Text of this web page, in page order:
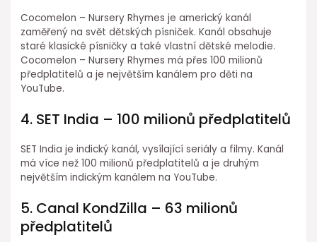
Cocomelon – Nursery Rhymes je americký kanál
zaměřený na svět dětských písniček. Kanál obsahuje
staré klasické písničky a také vlastní dětské melodie.
Cocomelon – Nursery Rhymes má přes 100 milionů
předplatitelů a je největším kanálem pro děti na
YouTube.
4. SET India – 100 milionů předplatitelů
SET India je indický kanál, vysílající seriály a filmy. Kanál
má více než 100 milionů předplatitelů a je druhým
největším indickým kanálem na YouTube.
5. Canal KondZilla – 63 milionů
předplatitelů